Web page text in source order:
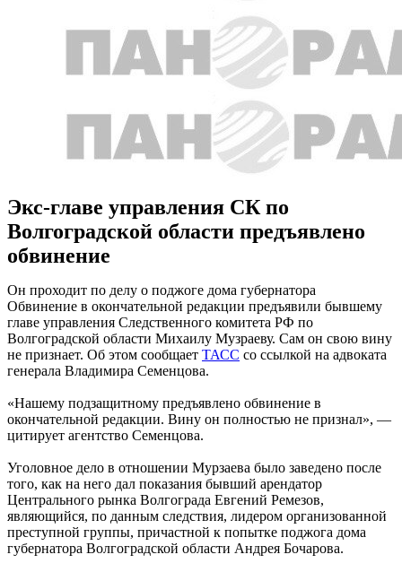
Экс-главе управления СК по
Волгоградской области предъявлено
обвинение
Он проходит по делу о поджоге дома губернатора
Обвинение в окончательной редакции предъявили бывшему
главе управления Следственного комитета РФ по
Волгоградской области Михаилу Музраеву. Сам он свою вину
не признает. Об этом сообщает ТАСС со ссылкой на адвоката
генерала Владимира Семенцова.
«Нашему подзащитному предъявлено обвинение в
окончательной редакции. Вину он полностью не признал», —
цитирует агентство Семенцова.
Уголовное дело в отношении Мурзаева было заведено после
того, как на него дал показания бывший арендатор
Центрального рынка Волгограда Евгений Ремезов,
являющийся, по данным следствия, лидером организованной
преступной группы, причастной к попытке поджога дома
губернатора Волгоградской области Андрея Бочарова.